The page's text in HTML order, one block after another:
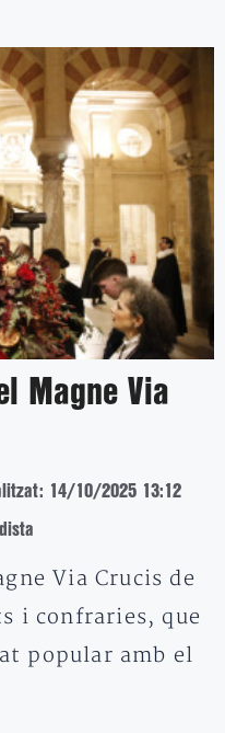
Magne Via
14/10/2025 13:12
Via Crucis de
i confraries, que
popular amb el